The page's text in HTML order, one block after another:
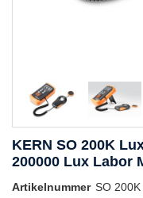
KERN SO 200K
200000 Lux Labor
Artikelnummer SO 200K